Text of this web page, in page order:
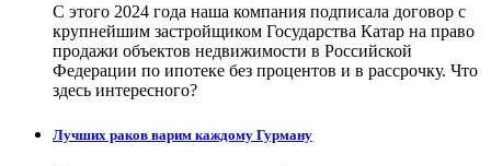
С этого 2024 года наша компания подписала договор с
крупнейшим застройщиком Государства Катар на право
продажи объектов недвижимости в Российской
Федерации по ипотеке без процентов и в рассрочку. Что
здесь интересного?
Лучших раков варим каждому Гурману